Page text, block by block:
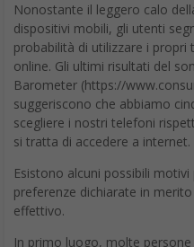
Nonostante il leggero calo
dispositivi mobili, gli utenti
probabilità di utilizzare i
online. Gli ultimi risultati del
Barometer (https://
suggeriscono che abbiamo
scegliere i nostri telefoni
si tratta di accedere a internet.
Esistono alcuni possibili
preferenze dichiarate in
effettivo.
In primo luogo, molte